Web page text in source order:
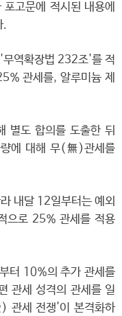
고문에 적시된 내용에
.
역확장법 232조'를 적
관세를, 알루미늄 제
별도 합의를 도출한 뒤
에 대해 무(無)관세를
내달 12일부터는 예외
으로 25% 관세를 적용
터 10%의 추가 관세를
관세 성격의 관세를 일
관세 전쟁'이 본격화하